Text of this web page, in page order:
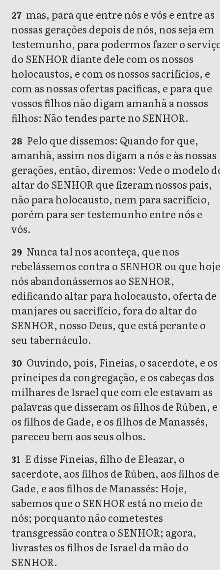
27 mas, para que entre nós e vós e entre as
nossas gerações depois de nós, nos seja em
testemunho, para podermos fazer o
do SENHOR diante dele com os nossos
holocaustos, e com os nossos sacrifícios, e
com as nossas ofertas pacíficas, e para que
vossos filhos não digam amanhã a nossos
filhos: Não tendes parte no SENHOR.
28 Pelo que dissemos: Quando for que,
amanhã, assim nos digam a nós e às nossas
gerações, então, diremos: Vede o modelo
altar do SENHOR que fizeram nossos pais,
não para holocausto, nem para sacrifício,
porém para ser testemunho entre nós e
vós.
29 Nunca tal nos aconteça, que nos
rebelássemos contra o SENHOR ou que hoje
nós abandonássemos ao SENHOR,
edificando altar para holocausto, oferta de
manjares ou sacrifício, fora do altar do
SENHOR, nosso Deus, que está perante o
seu tabernáculo.
30 Ouvindo, pois, Fineias, o sacerdote, e os
príncipes da congregação, e os cabeças dos
milhares de Israel que com ele estavam as
palavras que disseram os filhos de Rúben, e
os filhos de Gade, e os filhos de Manassés,
pareceu bem aos seus olhos.
31 E disse Fineias, filho de Eleazar, o
sacerdote, aos filhos de Rúben, aos filhos de
Gade, e aos filhos de Manassés: Hoje,
sabemos que o SENHOR está no meio de
nós; porquanto não cometestes
transgressão contra o SENHOR; agora,
livrastes os filhos de Israel da mão do
SENHOR.